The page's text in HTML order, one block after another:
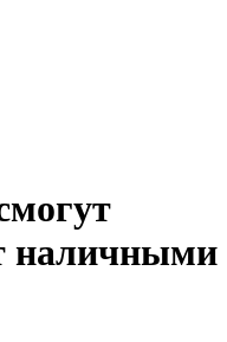
наличными